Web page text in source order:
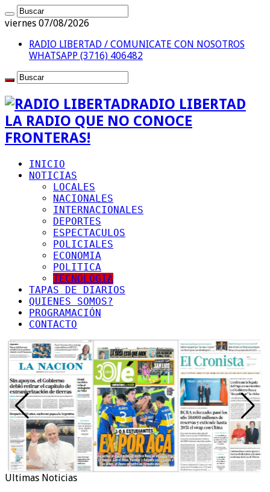
viernes 07/08/2026
RADIO LIBERTAD / COMUNICATE CON NOSOTROS
WHATSAPP (3716) 406482
RADIO LIBERTAD
LA RADIO QUE NO CONOCE
FRONTERAS!
INICIO
NOTICIAS
LOCALES
NACIONALES
INTERNACIONALES
DEPORTES
ESPECTACULOS
POLICIALES
ECONOMIA
POLITICA
TECNOLOGIA
TAPAS DE DIARIOS
QUIENES SOMOS?
PROGRAMACIÓN
CONTACTO
Ultimas Noticias